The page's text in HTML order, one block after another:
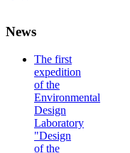
News
The first
expedition
of the
Environmental
Design
Laboratory
"Design
of the